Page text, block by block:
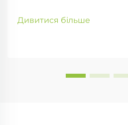
Дивитися більше